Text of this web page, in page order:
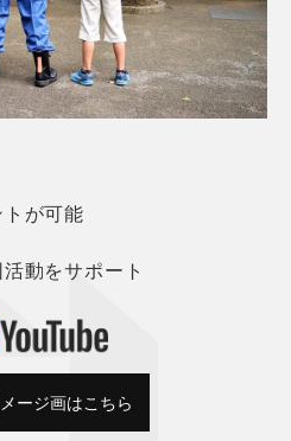
が可能
動をサポート
ージ画はこちら